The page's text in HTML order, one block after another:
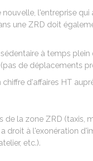
l'entreprise qui
une ZRD doit
à temps
de déplacements
chiffre d'affaires HT
de la zone ZRD (taxis,
droit à l'exonération
etc.).